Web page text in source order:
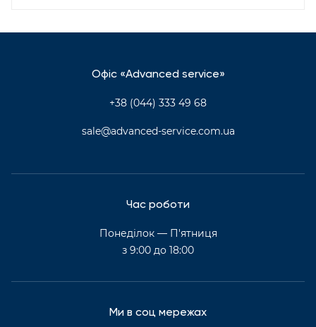
Офіс «Advanced service»
+38 (044) 333 49 68
sale@advanced-service.com.ua
Час роботи
Понеділок — П'ятниця
з 9:00 до 18:00
Ми в соц мережах